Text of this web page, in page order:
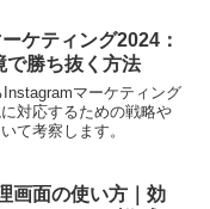
ためのヒントを提供し
ケティング2024：
で勝ち抜く方法
マーケティング
対応するための戦略や
て考察します。
画面の使い方｜効